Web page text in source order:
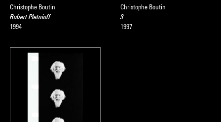
Christophe Boutin
Robert Pletnioff
1994
Christophe Boutin
3
1997